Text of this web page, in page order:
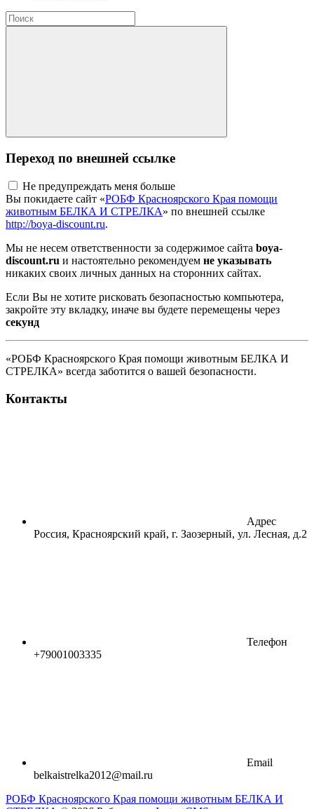
Переход по внешней ссылке
Не предупреждать меня больше
Вы покидаете сайт «РОБФ Красноярского Края помощи
животным БЕЛКА И СТРЕЛКА» по внешней ссылке
http://boya-discount.ru.
Мы не несем ответственности за содержимое сайта boya-
discount.ru и настоятельно рекомендуем не указывать
никаких своих личных данных на сторонних сайтах.
Если Вы не хотите рисковать безопасностью компьютера,
закройте эту вкладку, иначе вы будете перемещены через
секунд
«РОБФ Красноярского Края помощи животным БЕЛКА И
СТРЕЛКА» всегда заботится о вашей безопасности.
Контакты
Адрес
Россия, Красноярский край, г. Заозерный, ул. Лесная, д.2
Телефон
+79001003335
Email
belkaistrelka2012@mail.ru
РОБФ Красноярского Края помощи животным БЕЛКА И